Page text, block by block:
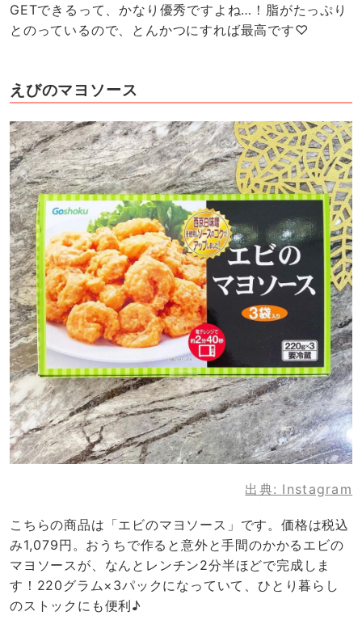
GETできるって、かなり優秀ですよね…！脂がたっぷり
とのっているので、とんかつにすれば最高です♡
えびのマヨソース
出典: Instagram
こちらの商品は「エビのマヨソース」です。価格は税込
み1,079円。おうちで作ると意外と手間のかかるエビの
マヨソースが、なんとレンチン2分半ほどで完成しま
す！220グラム×3パックになっていて、ひとり暮らし
のストックにも便利♪